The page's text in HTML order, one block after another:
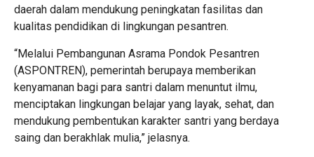
daerah dalam mendukung peningkatan fasilitas dan
kualitas pendidikan di lingkungan pesantren.
“Melalui Pembangunan Asrama Pondok Pesantren
(ASPONTREN), pemerintah berupaya memberikan
kenyamanan bagi para santri dalam menuntut ilmu,
menciptakan lingkungan belajar yang layak, sehat, dan
mendukung pembentukan karakter santri yang berdaya
saing dan berakhlak mulia,” jelasnya.